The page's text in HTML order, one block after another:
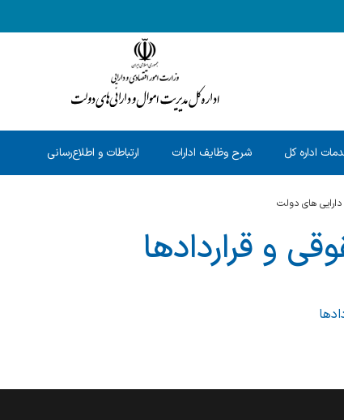
اداره کل شرح وظایف ادارات ارتباطات و اطلاع‌رسانی
های دولت
و قراردادها